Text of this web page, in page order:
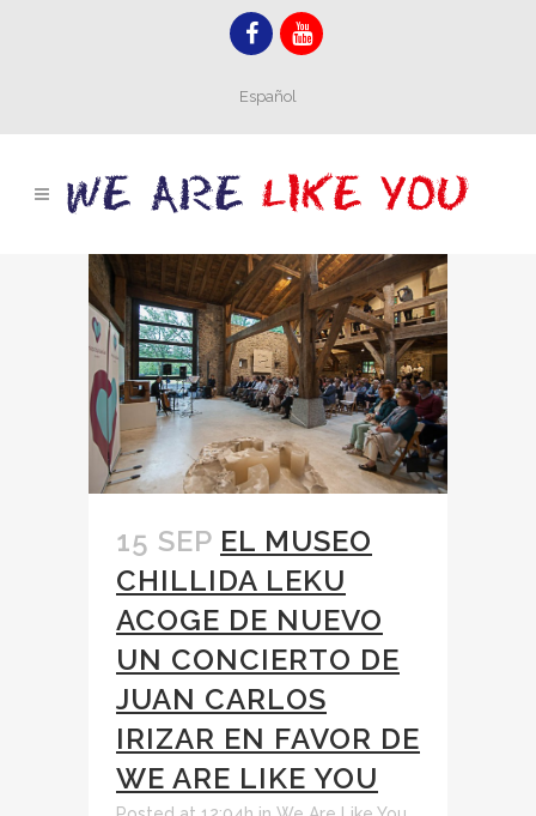
Español
15 SEP EL MUSEO
CHILLIDA LEKU
ACOGE DE NUEVO
UN CONCIERTO DE
JUAN CARLOS
IRIZAR EN FAVOR DE
WE ARE LIKE YOU